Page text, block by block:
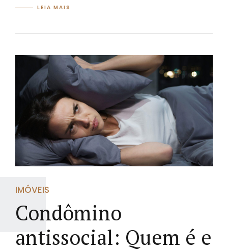
LEIA MAIS
IMÓVEIS
Condômino
antissocial: Quem é e